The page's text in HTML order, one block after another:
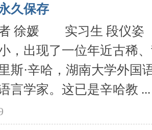
久保存
者 徐媛 实习生 段仪
，出现了一位年近古稀
斯·辛哈，湖南大学外国
言学家。这已是辛哈教 ...